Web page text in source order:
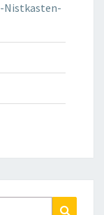
Nistkasten-